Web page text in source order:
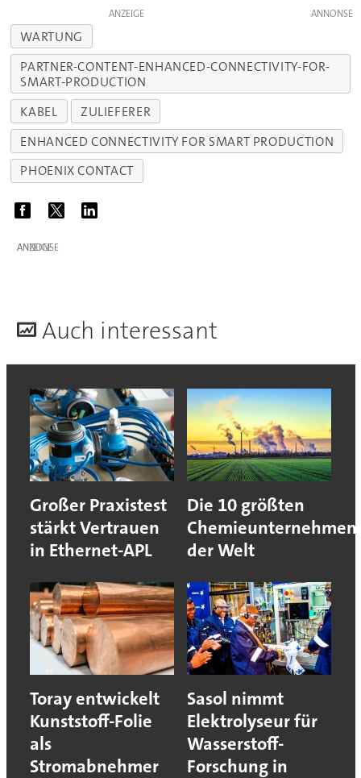
ANZEIGE
WARTUNG
PARTNER-CONTENT-ENHANCED-CONNECTIVITY-FOR-
SMART-PRODUCTION
KABEL
ZULIEFERER
ENHANCED CONNECTIVITY FOR SMART PRODUCTION
PHOENIX CONTACT
ANZEIGE
Auch interessant
Großer Praxistest
stärkt Vertrauen
in Ethernet-APL
Die 10 größten
Chemieunternehmen
der Welt
Toray entwickelt
Kunststoff-Folie
als
Stromabnehmer
Sasol nimmt
Elektrolyseur für
Wasserstoff-
Forschung in